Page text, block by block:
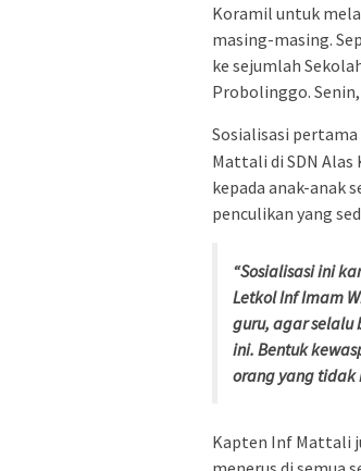
Koramil untuk
masing-masing.
ke sejumlah
Probolinggo.
Sosialisasi
Mattali di SDN
kepada anak-anak
penculikan yang
“Sosialisasi ini
Letkol Inf Imam
guru, agar selalu
ini. Bentuk
orang yang tidak
Kapten Inf Mattali